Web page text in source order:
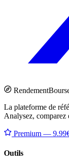
Rendement
La plateforme de
Analysez, comparez
Premium —
Outils